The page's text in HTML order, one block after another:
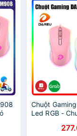
Chuột
Led RGB -
Màu Đen